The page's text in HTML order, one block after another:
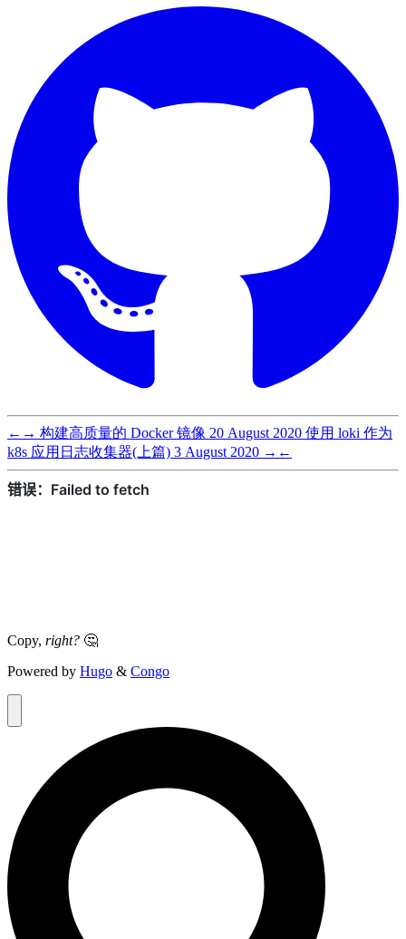
← → 构建高质量的 Docker 镜像 20 August 2020 使用 loki 作为
k8s 应用日志收集器(上篇) 3 August 2020 → ←
Copy, right? 🤔
Powered by Hugo & Congo